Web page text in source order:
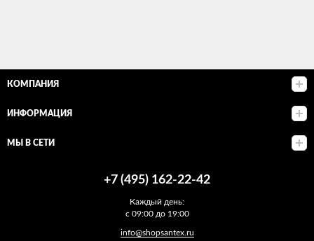
КОМПАНИЯ
ИНФОРМАЦИЯ
МЫ В СЕТИ
+7 (495) 162-22-42
Каждый день:
с 09:00 до 19:00
info@shopsantex.ru